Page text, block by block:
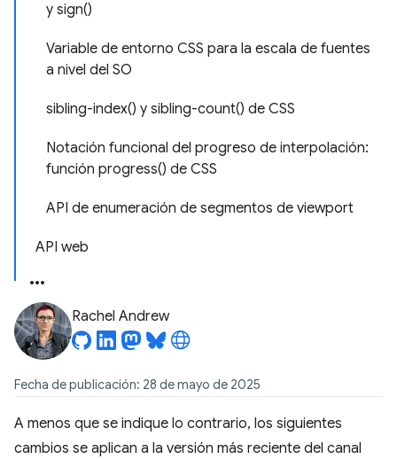
y sign()
Variable de entorno CSS para la escala de fuentes
a nivel del SO
sibling-index() y sibling-count() de CSS
Notación funcional del progreso de interpolación:
función progress() de CSS
API de enumeración de segmentos de viewport
API web
Rachel Andrew
Fecha de publicación: 28 de mayo de 2025
A menos que se indique lo contrario, los siguientes
cambios se aplican a la versión más reciente del canal